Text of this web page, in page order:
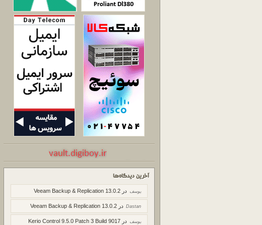
آخرین دیدگاه‌ها
یوسف در Veeam Backup & Replication 13.0.2
Dastan در Veeam Backup & Replication 13.0.2
یوسف در Kerio Control 9.5.0 Patch 3 Build 9017